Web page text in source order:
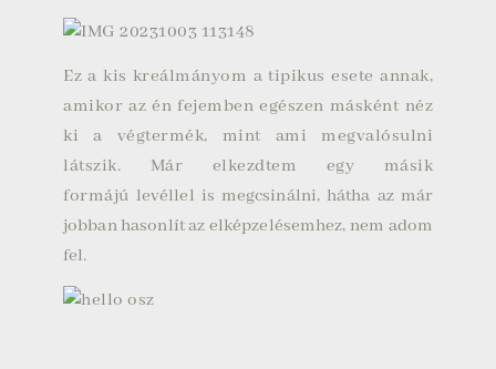
Ez a kis kreálmányom a tipikus esete annak,
amikor az én fejemben egészen másként néz
ki a végtermék, mint ami megvalósulni
látszik. Már elkezdtem egy másik
formájú levéllel is megcsinálni, hátha az már
jobban hasonlít az elképzelésemhez, nem adom
fel.